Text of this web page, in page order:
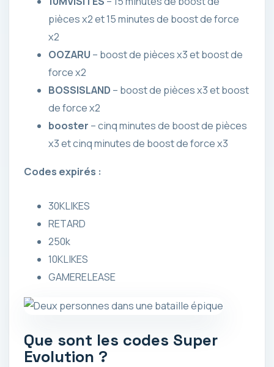
pièces x2 et 15 minutes de boost de force
x2
OOZARU – boost de pièces x3 et boost de
force x2
BOSSISLAND – boost de pièces x3 et boost
de force x2
booster – cinq minutes de boost de pièces
x3 et cinq minutes de boost de force x3
Codes expirés :
30KLIKES
RETARD
250k
10KLIKES
GAMERELEASE
Que sont les codes Super
Evolution ?